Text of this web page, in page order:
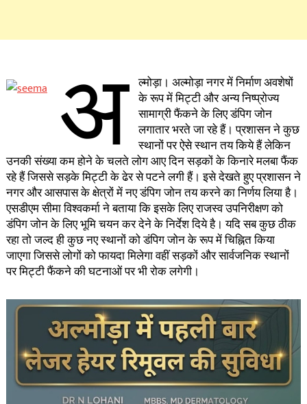
अ
ल्मोड़ा। अल्मोड़ा नगर में निर्माण अवशेषों
के रूप में मिट्टी और अन्य निष्प्रोज्य
सामाग्री फैंकने के लिए डंपिग जोन
लगातार भरते जा रहे हैं। प्रशासन ने कुछ
स्थानों पर ऐसे स्थान तय किये हैं लेकिन
उनकी संख्या कम होने के चलते लोग आए दिन सड़कों के किनारे मलबा फैंक
रहे हैं जिससे सड़के मिट्टी के ढेर से पटने लगी हैं। इसे देखते हुए प्रशासन ने
नगर और आसपास के क्षेत्रों में नए डंपिग जोन तय करने का निर्णय लिया है।
एसडीएम सीमा विश्वकर्मा ने बताया कि इसके लिए राजस्व उपनिरीक्षण को
डंपिग जोन के लिए भूमि चयन कर देने के निर्देश दिये ​है। यदि सब कुछ ठीक
रहा तो जल्द ही कुछ नए स्थानों को डंपिग जोन के रूप में चिह्नित किया
जाएगा जिससे लोगों को फायदा मिलेगा वहीं सड़कों और सार्वजनिक स्थानों
पर मिट्टी फैंकने की घटनाओं पर भी रोक लगेगी।